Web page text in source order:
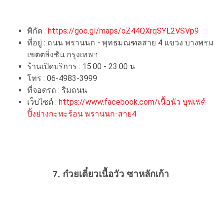
พิกัด : https://goo.gl/maps/oZ44QXrqSYL2VSVp9
ที่อยู่ : ถนน พรานนก - พุทธมณฑลสาย 4 แขวง บางพรม
เขตตลิ่งชัน กรุงเทพฯ
ร้านเปิดบริการ : 15.00 - 23.00 น.
โทร : 06-4983-3999
ที่จอดรถ : ริมถนน
เว็บไซต์ : https://www.facebook.com/เนื้อนัว บุฟเฟ่ต์
ปิ้งย่างกะทะร้อน พรานนก-สาย4
7. ก๋วยเตี๋ยวเนื้อวัว ซาหลักเก้า